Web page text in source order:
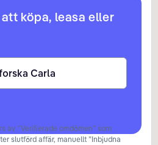
köpa, leasa eller
Carla
av ”Verifierade omdömen” som
slutförd affär, manuellt ”Inbjudna